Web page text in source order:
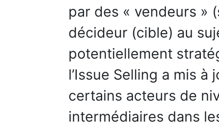
par des « vendeurs »
décideur (cible) au
potentiellement
l’Issue Selling a mis
certains acteurs de
intermédiaires dans